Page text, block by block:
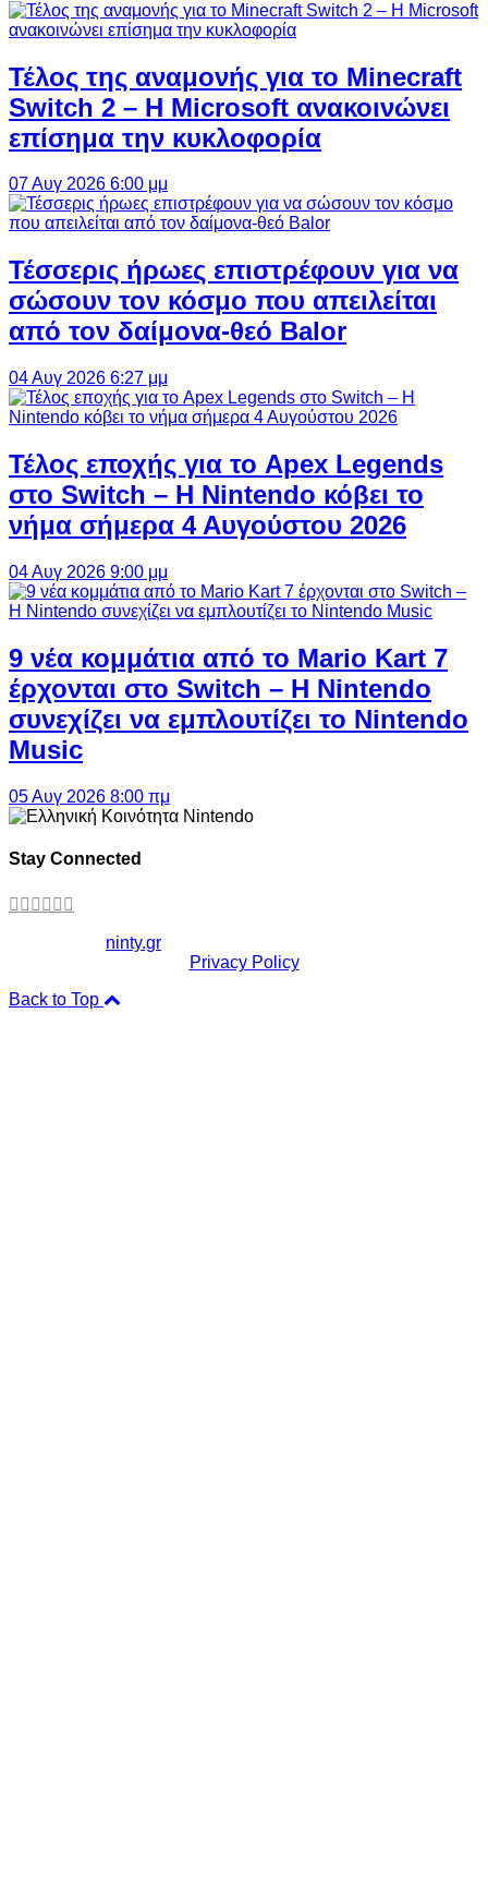
Τέλος της αναμονής για το Minecraft
Switch 2 – Η Microsoft ανακοινώνει
επίσημα την κυκλοφορία
07 Αυγ 2026 6:00 μμ
Τέσσερις ήρωες επιστρέφουν για να
σώσουν τον κόσμο που απειλείται
από τον δαίμονα-θεό Balor
04 Αυγ 2026 6:27 μμ
Τέλος εποχής για το Apex Legends
στο Switch – Η Nintendo κόβει το
νήμα σήμερα 4 Αυγούστου 2026
04 Αυγ 2026 9:00 μμ
9 νέα κομμάτια από το Mario Kart 7
έρχονται στο Switch – Η Nintendo
συνεχίζει να εμπλουτίζει το Nintendo
Music
05 Αυγ 2026 8:00 πμ
Stay Connected
ninty.gr
Privacy Policy
Back to Top